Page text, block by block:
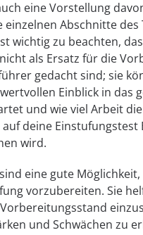
eine Vorstellung
einzelnen Abschnitte des
wichtig zu beachten,
als Ersatz für die
gedacht sind; sie
Einblick in das
und wie viel Arbeit die
deine Einstufungstest
wird.
eine gute Möglichkeit,
vorzubereiten. Sie
und Schwächen zu